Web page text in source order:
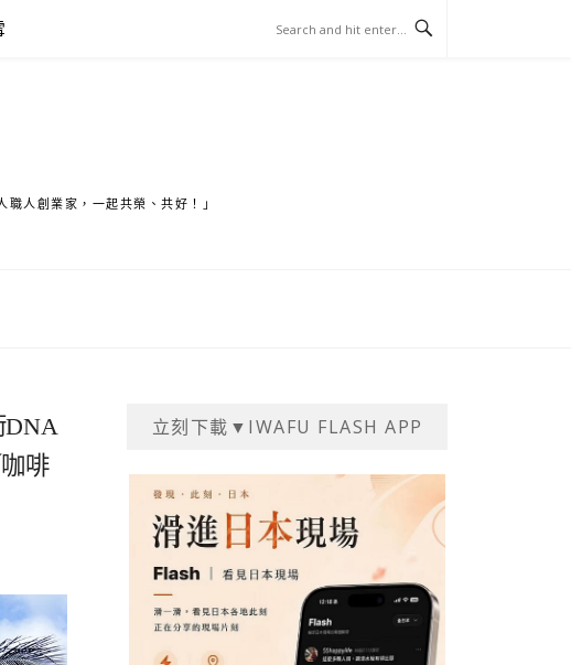
人創業家，一起共榮、共好！」
DNA
啡
立刻下載▼IWAFU FLASH APP